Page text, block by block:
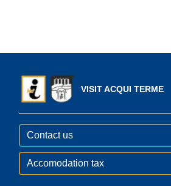
VISIT ACQUI TERME
Contact us
Accomodation tax